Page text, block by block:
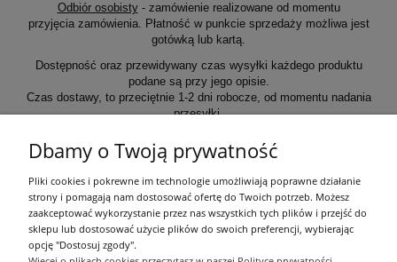
Odbiór osobisty- zamówienie realizowane od momentu
przyjęcia zamówienia. Płatność w punkcie sprzedaży możliwa jest
gotówką lub kartą.
Dostępność oraz przewidywany czas wysyłki każdego produktu
podane są przy jego opisie.
Czas dostawy, to przeciętnie 1-2 dni robocze, od momentu nadania
przesyłki.
Informacje ogólne
Zakupy
Dbamy o Twoją prywatność
Pliki cookies i pokrewne im technologie umożliwiają poprawne działanie
strony i pomagają nam dostosować ofertę do Twoich potrzeb. Możesz
zaakceptować wykorzystanie przez nas wszystkich tych plików i przejść do
sklepu lub dostosować użycie plików do swoich preferencji, wybierając
opcję "Dostosuj zgody".